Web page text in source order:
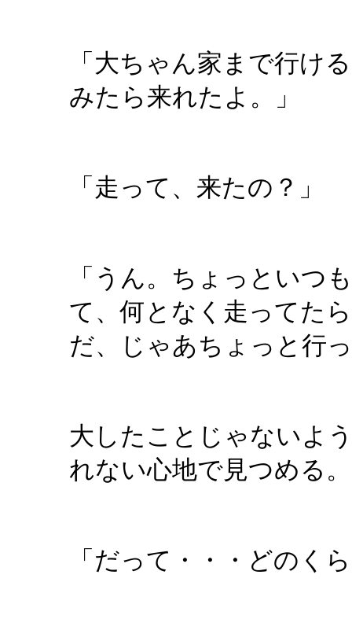
「大ちゃん家まで行け
みたら来れたよ。」
「走って、来たの？」
「うん。ちょっといつ
て、何となく走ってた
だ、じゃあちょっと行
大したことじゃないよ
れない心地で見つめる。
「だって・・・どのく